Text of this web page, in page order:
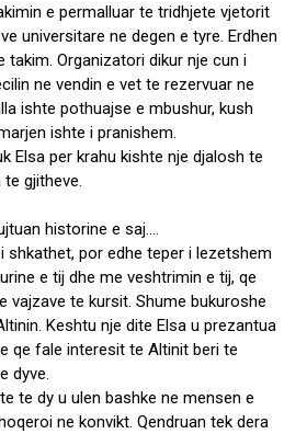
e permalluar te tridhjete vjetorit
universitare ne degen e tyre. Erdhen
takim. Organizatori dikur nje cun i
ne vendin e vet te rezervuar ne
ishte pothuajse e mbushur, kush
ishte i pranishem.
Elsa per krahu kishte nje djalosh te
te gjitheve.
historine e saj….
shkathet, por edhe teper i lezetshem
e tij dhe me veshtrimin e tij, qe
vajzave te kursit. Shume bukuroshe
Keshtu nje dite Elsa u prezantua
qe fale interesit te Altinit beri te
dyve.
te dy u ulen bashke ne mensen e
ne konvikt. Qendruan tek dera